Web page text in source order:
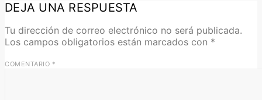
DEJA UNA RESPUESTA
Tu dirección de correo electrónico no será publicada.
Los campos obligatorios están marcados con *
COMENTARIO *